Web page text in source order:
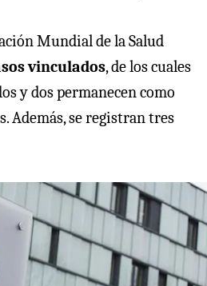
Mundial de la Salud
vinculados, de los cuales
y dos permanecen como
Además, se registran tres